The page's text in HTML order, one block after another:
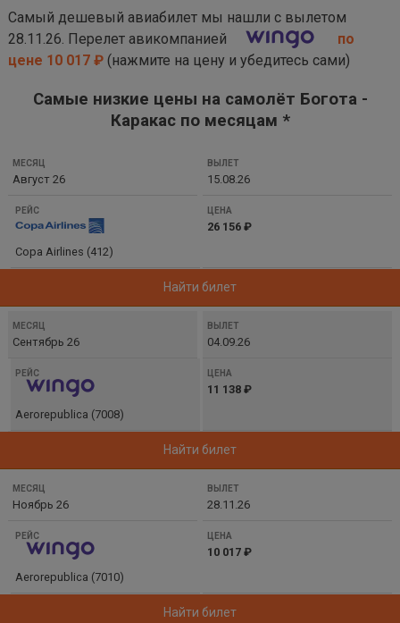
Самый дешевый авиабилет мы нашли с вылетом
28.11.26. Перелет авикомпанией
по
цене 10 017 ₽ (нажмите на цену и убедитесь сами)
Самые низкие цены на самолёт Богота -
Каракас по месяцам *
МЕСЯЦ
ВЫЛЕТ
РЕЙС
Август 26 15.08.26
Copa Airlines (412)
26 156 ₽
Найти билет
Сентябрь 26 04.09.26
Aerorepublica (7008)
11 138 ₽
Найти билет
Ноябрь 26 28.11.26
Aerorepublica (7010)
10 017 ₽
Найти билет